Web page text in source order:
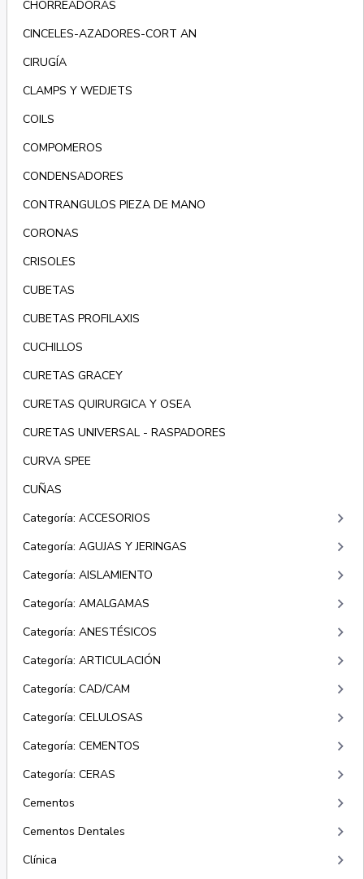
CHORREADORAS
CINCELES-AZADORES-CORT AN
CIRUGÍA
CLAMPS Y WEDJETS
COILS
COMPOMEROS
CONDENSADORES
CONTRANGULOS PIEZA DE MANO
CORONAS
CRISOLES
CUBETAS
CUBETAS PROFILAXIS
CUCHILLOS
CURETAS GRACEY
CURETAS QUIRURGICA Y OSEA
CURETAS UNIVERSAL - RASPADORES
CURVA SPEE
CUÑAS
Categoría: ACCESORIOS
keyboard_arrow_right
Categoría: AGUJAS Y JERINGAS keyboard_arrow_right
Categoría: AISLAMIENTO keyboard_arrow_right
Categoría: AMALGAMAS keyboard_arrow_right
Categoría: ANESTÉSICOS keyboard_arrow_right
Categoría: ARTICULACIÓN keyboard_arrow_right
Categoría: CAD/CAM keyboard_arrow_right
Categoría: CELULOSAS keyboard_arrow_right
Categoría: CEMENTOS keyboard_arrow_right
Categoría: CERAS keyboard_arrow_right
Cementos keyboard_arrow_right
Cementos Dentales keyboard_arrow_right
Clínica keyboard_arrow_right